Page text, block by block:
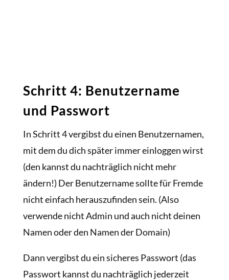
Schritt 4: Benutzername
und Passwort
In Schritt 4 vergibst du einen Benutzernamen,
mit dem du dich später immer einloggen wirst
(den kannst du nachträglich nicht mehr
ändern!) Der Benutzername sollte für Fremde
nicht einfach herauszufinden sein. (Also
verwende nicht Admin und auch nicht deinen
Namen oder den Namen der Domain)
Dann vergibst du ein sicheres Passwort (das
Passwort kannst du nachträglich jederzeit